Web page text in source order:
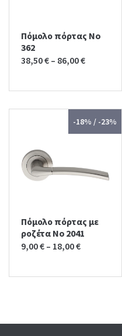
Πόμολο πόρτας No
362
38,50€ – 86,00€
-18% / -23%
Πόμολο πόρτας με
ροζέτα No 2041
9,00€ – 18,00€